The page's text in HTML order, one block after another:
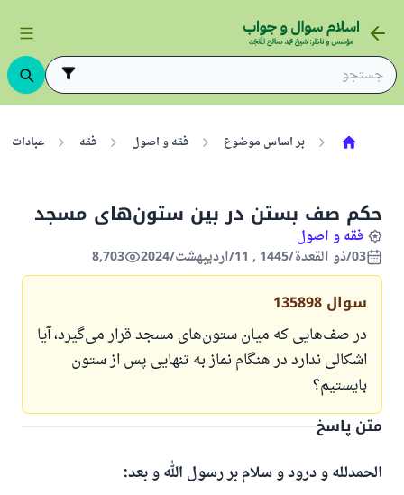
بر اساس موضوع فقه و اصول فقه عبادات
حکم صف بستن در بین ستون‌های مسجد
فقه و اصول
03/ذو القعدة/1445 , 11/اردیبهشت/2024
8,703
سوال 135898
در صف‌هایی که میان ستون‌های مسجد قرار می‌گیرد، آیا
اشکالی ندارد در هنگام نماز به تنهایی پس از ستون
بایستیم؟
متن پاسخ
الحمدلله و درود و سلام بر رسول الله و بعد: